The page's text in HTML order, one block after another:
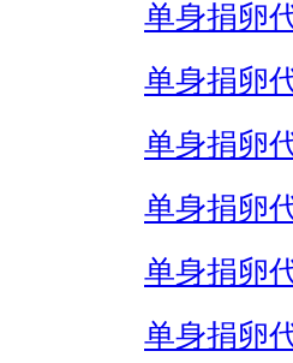
单身捐卵
单身捐卵
单身捐卵
单身捐卵
单身捐卵
单身捐卵